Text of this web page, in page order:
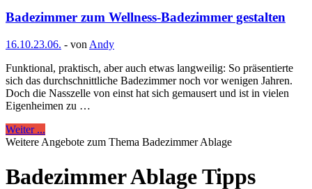
Badezimmer zum Wellness-Badezimmer gestalten
16.10.23.06. - von Andy
Funktional, praktisch, aber auch etwas langweilig: So präsentierte
sich das durchschnittliche Badezimmer noch vor wenigen Jahren.
Doch die Nasszelle von einst hat sich gemausert und ist in vielen
Eigenheimen zu …
Weiter ...
Weitere Angebote zum Thema Badezimmer Ablage
Badezimmer Ablage Tipps